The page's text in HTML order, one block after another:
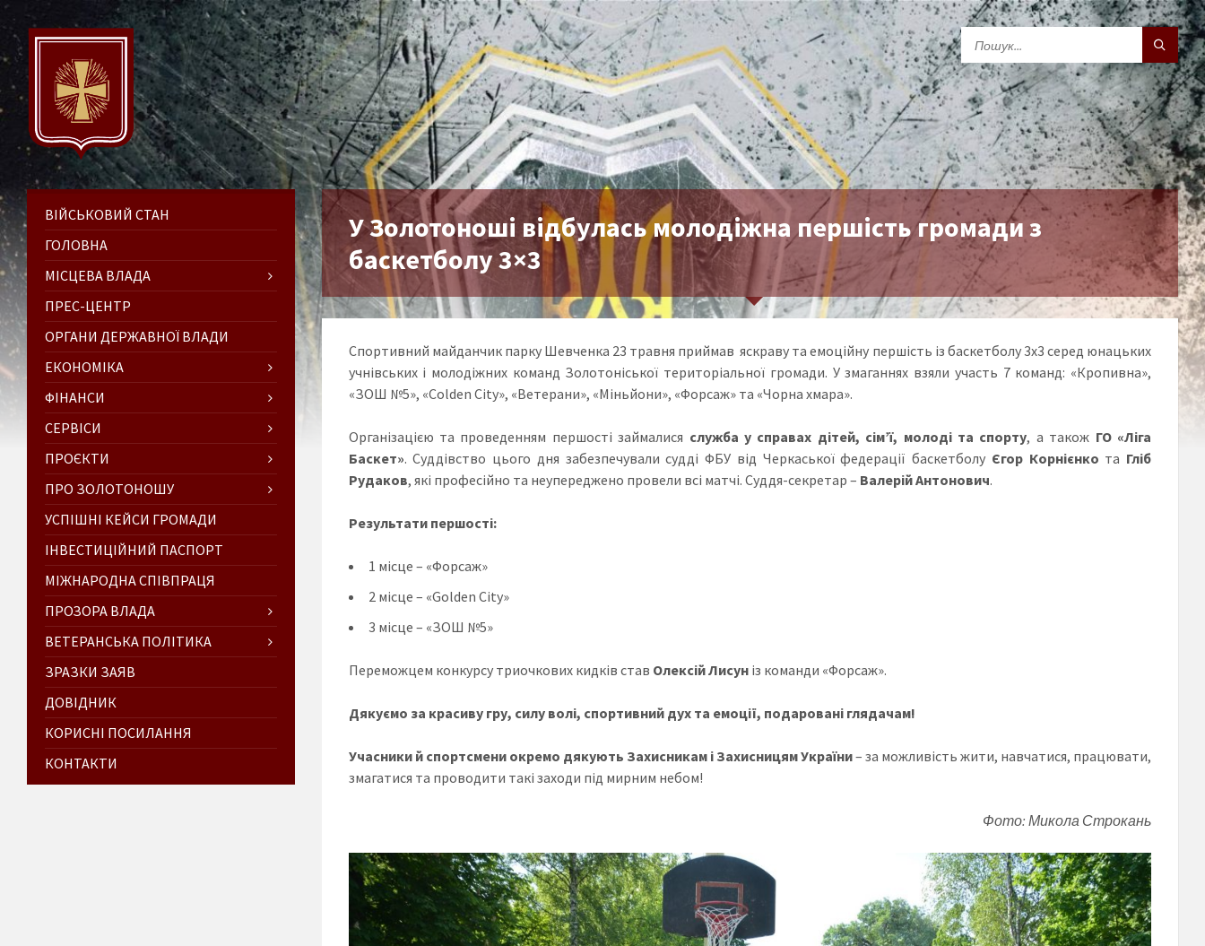
У Золотоноші відбулась молодіжна першість громади з
баскетболу 3×3
Спортивний майданчик парку Шевченка 23 травня приймав яскраву та емоційну першість із баскетболу 3х3 серед юнацьких
учнівських і молодіжних команд Золотоніської територіальної громади. У змаганнях взяли участь 7 команд: «Кропивна»,
«ЗОШ №5», «Colden City», «Ветерани», «Міньйони», «Форсаж» та «Чорна хмара».
Організацією та проведенням першості займалися служба у справах дітей, сім’ї, молоді та спорту, а також ГО «Ліга
Баскет». Суддівство цього дня забезпечували судді ФБУ від Черкаської федерації баскетболу Єгор Корнієнко та Гліб
Рудаков, які професійно та неупереджено провели всі матчі. Суддя-секретар – Валерій Антонович.
Результати першості:
1 місце – «Форсаж»
2 місце – «Golden City»
3 місце – «ЗОШ №5»
Переможцем конкурсу триочкових кидків став Олексій Лисуніз команди «Форсаж».
Дякуємо за красиву гру, силу волі, спортивний дух та емоції, подаровані глядачам!
Учасники й спортсмени окремо дякують Захисникам і Захисницям України– за можливість жити, навчатися, працювати,
змагатися та проводити такі заходи під мирним небом!
Фото: Микола Строкань
ВІЙСЬКОВИЙ СТАН
ГОЛОВНА
МІСЦЕВА ВЛАДА
ПРЕС-ЦЕНТР
ОРГАНИ ДЕРЖАВНОЇ ВЛАДИ
ЕКОНОМІКА
ФІНАНСИ
СЕРВІСИ
ПРОЄКТИ
ПРО ЗОЛОТОНОШУ
УСПІШНІ КЕЙСИ ГРОМАДИ
ІНВЕСТИЦІЙНИЙ ПАСПОРТ
МІЖНАРОДНА СПІВПРАЦЯ
ПРОЗОРА ВЛАДА
ВЕТЕРАНСЬКА ПОЛІТИКА
ЗРАЗКИ ЗАЯВ
ДОВІДНИК
КОРИСНІ ПОСИЛАННЯ
КОНТАКТИ